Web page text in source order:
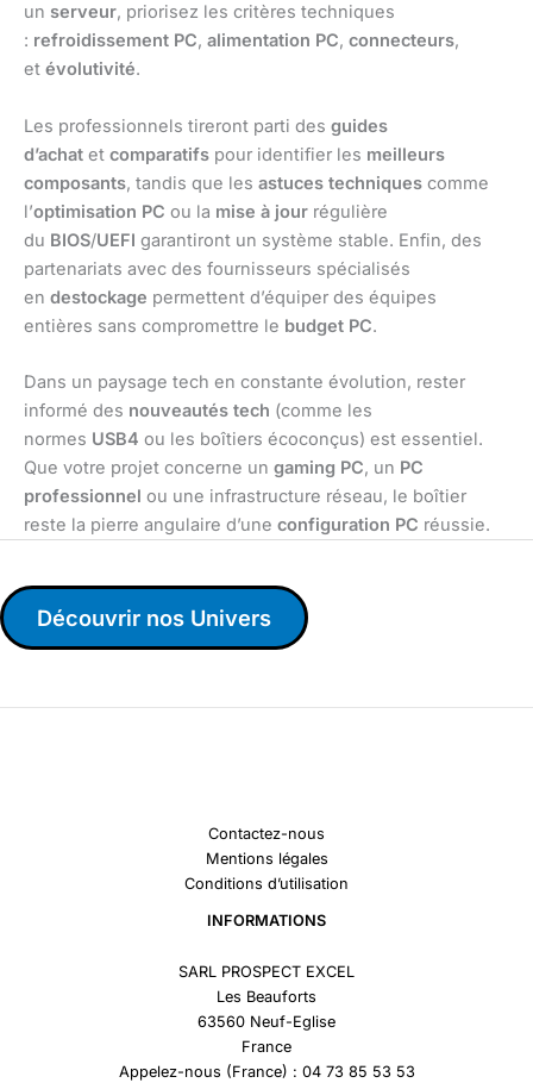
un serveur, priorisez les critères techniques
: refroidissement PC, alimentation PC, connecteurs,
et évolutivité.
Les professionnels tireront parti des guides
d’achat et comparatifs pour identifier les meilleurs
composants, tandis que les astuces techniques comme
l’optimisation PC ou la mise à jour régulière
du BIOS/UEFI garantiront un système stable. Enfin, des
partenariats avec des fournisseurs spécialisés
en destockage permettent d’équiper des équipes
entières sans compromettre le budget PC.
Dans un paysage tech en constante évolution, rester
informé des nouveautés tech (comme les
normes USB4 ou les boîtiers écoconçus) est essentiel.
Que votre projet concerne un gaming PC, un PC
professionnel ou une infrastructure réseau, le boîtier
reste la pierre angulaire d’une configuration PC réussie.
Découvrir nos Univers
Contactez-nous
Mentions légales
Conditions d’utilisation
INFORMATIONS
SARL PROSPECT EXCEL
Les Beauforts
63560 Neuf-Eglise
France
Appelez-nous (France) : 04 73 85 53 53